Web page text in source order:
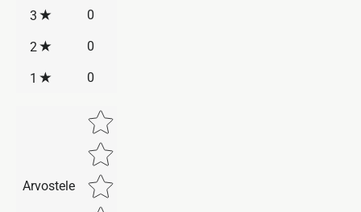
3 0
2 0
1 0
Arvostele
Star rating